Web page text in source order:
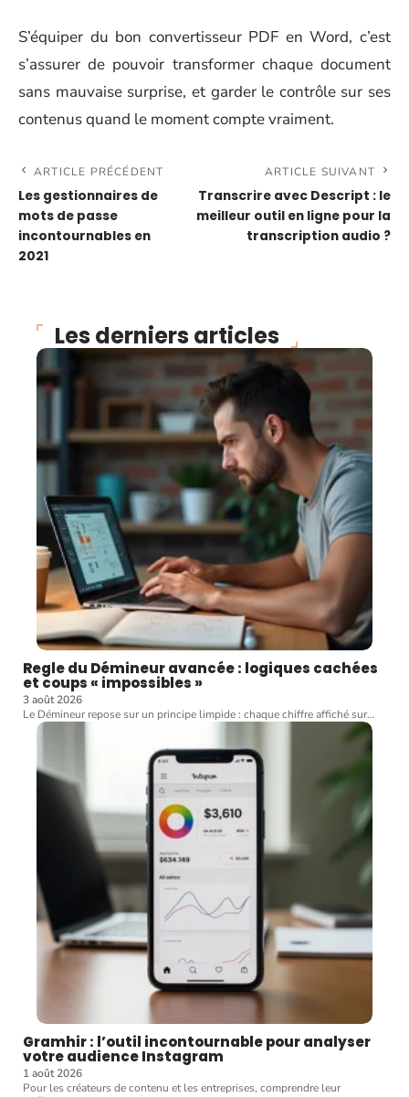
S’équiper du bon convertisseur PDF en Word, c’est
s’assurer de pouvoir transformer chaque document
sans mauvaise surprise, et garder le contrôle sur ses
contenus quand le moment compte vraiment.
ARTICLE PRÉCÉDENT
Les gestionnaires de
mots de passe
incontournables en
2021
ARTICLE SUIVANT
Transcrire avec Descript : le
meilleur outil en ligne pour la
transcription audio ?
Les derniers articles
Regle du Démineur avancée : logiques cachées
et coups « impossibles »
3 août 2026
Le Démineur repose sur un principe limpide : chaque chiffre affiché sur…
Gramhir : l’outil incontournable pour analyser
votre audience Instagram
1 août 2026
Pour les créateurs de contenu et les entreprises, comprendre leur